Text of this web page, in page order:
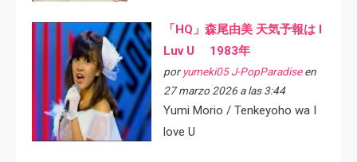
「HQ」森尾由美 天気予報は I
Luv U 1983年
por yumeki05 J-PopParadiseen
27 marzo 2026 a las 3:44
Yumi Morio / Tenkeyoho wa I
love U